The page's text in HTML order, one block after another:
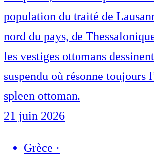
population du traité de
nord du pays, de
les vestiges ottomans
suspendu où résonne toujours
spleen ottoman.
21 juin 2026
Grèce ·